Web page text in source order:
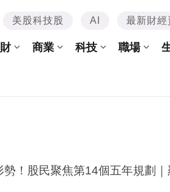
美股科技股 AI 最新財經
商業 科技 職場
勢！股民聚焦第14個五年規劃